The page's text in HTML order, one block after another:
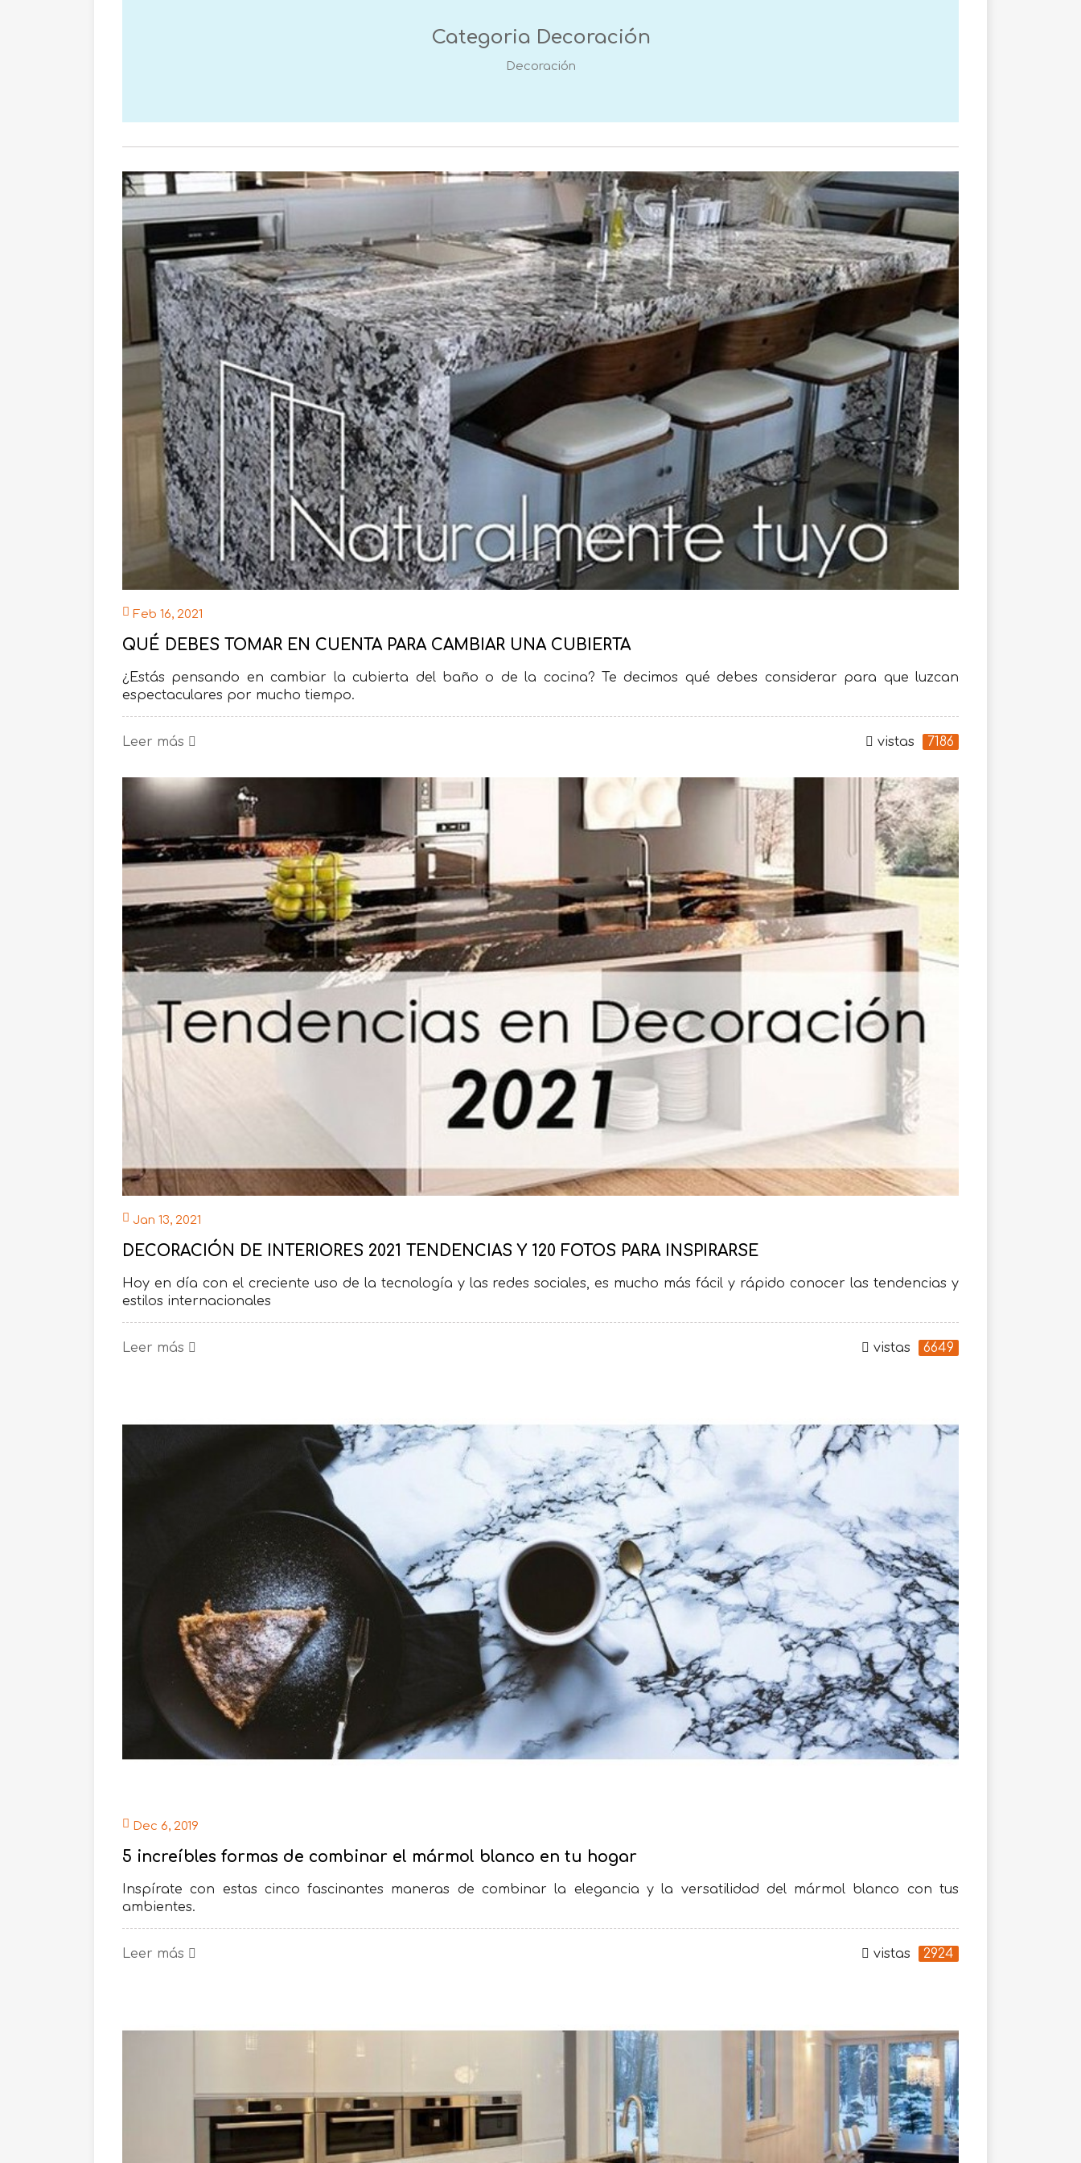
Categoria Decoración
Decoración
Feb 16, 2021
QUÉ DEBES TOMAR EN CUENTA PARA CAMBIAR UNA CUBIERTA
¿Estás pensando en cambiar la cubierta del baño o de la cocina? Te decimos qué debes considerar para que luzcan
espectaculares por mucho tiempo.
Leer más vistas 7186
Jan 13, 2021
DECORACIÓN DE INTERIORES 2021 TENDENCIAS Y 120 FOTOS PARA INSPIRARSE
Hoy en día con el creciente uso de la tecnología y las redes sociales, es mucho más fácil y rápido conocer las tendencias y
estilos internacionales
Leer más vistas 6649
Dec 6, 2019
5 increíbles formas de combinar el mármol blanco en tu hogar
Inspírate con estas cinco fascinantes maneras de combinar la elegancia y la versatilidad del mármol blanco con tus
ambientes.
Leer más vistas 2924